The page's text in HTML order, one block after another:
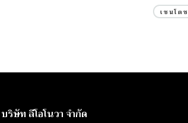
เซนโต
บริษัท ลีโอโนวา จำกัด